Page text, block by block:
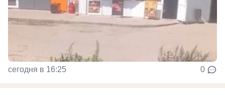
сегодня в 16:25 0